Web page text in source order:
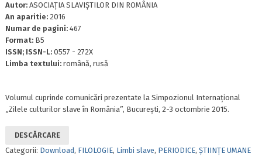
Autor: ASOCIAŢIA SLAVIŞTILOR DIN ROMÂNIA
An aparitie: 2016
Numar de pagini: 467
Format: B5
ISSN; ISSN-L: 0557 - 272X
Limba textului: română, rusă
Volumul cuprinde comunicări prezentate la Simpozionul Internaţional
„Zilele culturilor slave în România”, Bucureşti, 2-3 octombrie 2015.
DESCĂRCARE
Categorii: Download, FILOLOGIE, Limbi slave, PERIODICE, ȘTIINȚE UMANE